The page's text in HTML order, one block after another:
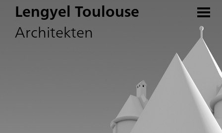
Lengyel Toulouse
Architekten